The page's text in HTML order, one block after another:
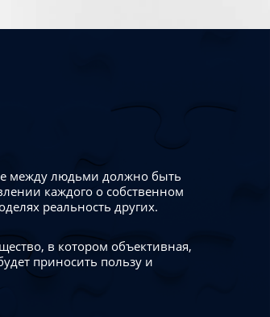
между людьми должно быть
каждого о собственном
реальность других.
в котором объективная,
приносить пользу и